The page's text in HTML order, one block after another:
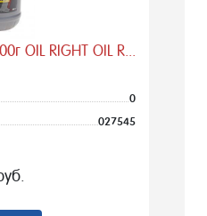
OIL RIGHT OIL R...
0
027545